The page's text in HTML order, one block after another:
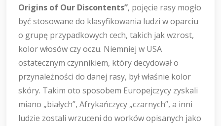
Origins of Our Discontents”, pojęcie rasy mogło
być stosowane do klasyfikowania ludzi w oparciu
o grupę przypadkowych cech, takich jak wzrost,
kolor włosów czy oczu. Niemniej w USA
ostatecznym czynnikiem, który decydował o
przynależności do danej rasy, był właśnie kolor
skóry. Takim oto sposobem Europejczycy zyskali
miano „białych”, Afrykańczycy „czarnych”, a inni
ludzie zostali wrzuceni do worków opisanych jako